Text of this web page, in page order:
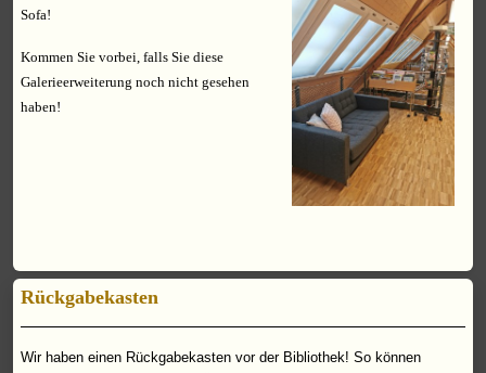
Sofa!
Kommen Sie vorbei, falls Sie diese
Galerieerweiterung noch nicht gesehen
haben!
Rückgabekasten
Wir haben einen Rückgabekasten vor der Bibliothek! So können